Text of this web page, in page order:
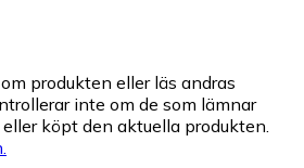
produkten eller läs andras
inte om de som lämnar
köpt den aktuella produkten.